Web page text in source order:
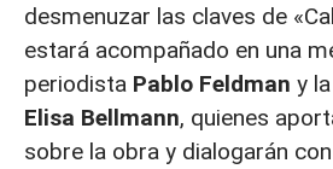
desmenuzar las claves de
estará acompañado en una
periodista Pablo Feldman y
Elisa Bellmann, quienes
sobre la obra y dialogarán